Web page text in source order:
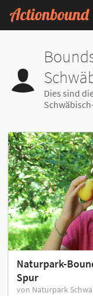
Dies sind
Naturpark-
Spur
von Naturpark